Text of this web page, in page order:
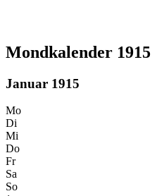
Mondkalender 1915
Januar 1915
Mo
Di
Mi
Do
Fr
Sa
So